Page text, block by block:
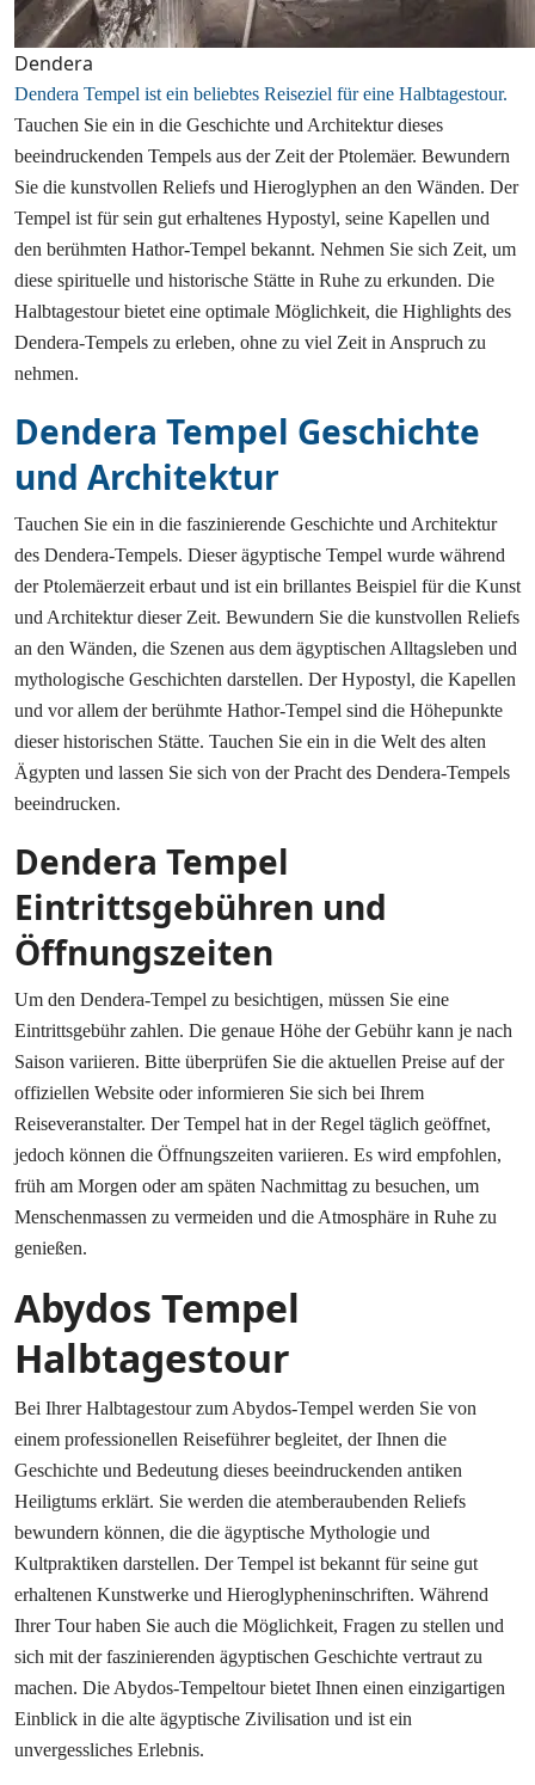
Dendera
Dendera Tempel ist ein beliebtes Reiseziel für eine Halbtagestour.
Tauchen Sie ein in die Geschichte und Architektur dieses
beeindruckenden Tempels aus der Zeit der Ptolemäer. Bewundern
Sie die kunstvollen Reliefs und Hieroglyphen an den Wänden. Der
Tempel ist für sein gut erhaltenes Hypostyl, seine Kapellen und
den berühmten Hathor-Tempel bekannt. Nehmen Sie sich Zeit, um
diese spirituelle und historische Stätte in Ruhe zu erkunden. Die
Halbtagestour bietet eine optimale Möglichkeit, die Highlights des
Dendera-Tempels zu erleben, ohne zu viel Zeit in Anspruch zu
nehmen.
Dendera Tempel Geschichte
und Architektur
Tauchen Sie ein in die faszinierende Geschichte und Architektur
des Dendera-Tempels. Dieser ägyptische Tempel wurde während
der Ptolemäerzeit erbaut und ist ein brillantes Beispiel für die Kunst
und Architektur dieser Zeit. Bewundern Sie die kunstvollen Reliefs
an den Wänden, die Szenen aus dem ägyptischen Alltagsleben und
mythologische Geschichten darstellen. Der Hypostyl, die Kapellen
und vor allem der berühmte Hathor-Tempel sind die Höhepunkte
dieser historischen Stätte. Tauchen Sie ein in die Welt des alten
Ägypten und lassen Sie sich von der Pracht des Dendera-Tempels
beeindrucken.
Dendera Tempel
Eintrittsgebühren und
Öffnungszeiten
Um den Dendera-Tempel zu besichtigen, müssen Sie eine
Eintrittsgebühr zahlen. Die genaue Höhe der Gebühr kann je nach
Saison variieren. Bitte überprüfen Sie die aktuellen Preise auf der
offiziellen Website oder informieren Sie sich bei Ihrem
Reiseveranstalter. Der Tempel hat in der Regel täglich geöffnet,
jedoch können die Öffnungszeiten variieren. Es wird empfohlen,
früh am Morgen oder am späten Nachmittag zu besuchen, um
Menschenmassen zu vermeiden und die Atmosphäre in Ruhe zu
genießen.
Abydos Tempel
Halbtagestour
Bei Ihrer Halbtagestour zum Abydos-Tempel werden Sie von
einem professionellen Reiseführer begleitet, der Ihnen die
Geschichte und Bedeutung dieses beeindruckenden antiken
Heiligtums erklärt. Sie werden die atemberaubenden Reliefs
bewundern können, die die ägyptische Mythologie und
Kultpraktiken darstellen. Der Tempel ist bekannt für seine gut
erhaltenen Kunstwerke und Hieroglypheninschriften. Während
Ihrer Tour haben Sie auch die Möglichkeit, Fragen zu stellen und
sich mit der faszinierenden ägyptischen Geschichte vertraut zu
machen. Die Abydos-Tempeltour bietet Ihnen einen einzigartigen
Einblick in die alte ägyptische Zivilisation und ist ein
unvergessliches Erlebnis.